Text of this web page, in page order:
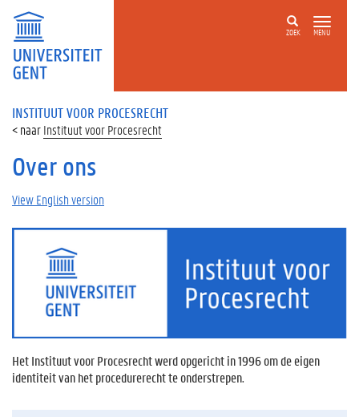
ZOEK MENU
INSTITUUT VOOR PROCESRECHT
Instituut voor Procesrecht
Over ons
View English version
Het Instituut voor Procesrecht werd opgericht in 1996 om de eigen
identiteit van het procedurerecht te onderstrepen.